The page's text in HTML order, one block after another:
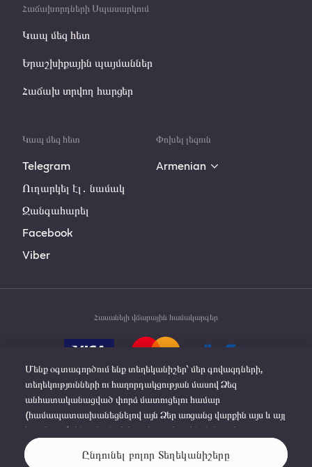
Հաճախորդների Սպասարկում
Կապ մեզ հետ
Երաշխիքային պայմաններ
Հաճախ տրվող հարցեր
Կապ մեզ հետ
Telegram
Ուղարկել էլ․ նամակ
Զանգահարել
Facebook
Viber
Փոխել լեզուն
Armenian
Հասանելի վճարային համակարգեր
© 2019-2025 Philip Morris Products S.A. All rights
reserved.
Մենք օգտագործում ենք տեղեկանիշեր՝ մեր գովազդների,
տեղեկությունների ու հաղորդակցության մասով Ձեզ
անհատականացված փորձ մատուցելու համար
(համապատասխանեցնելով այն Ձեր առցանց վարքին այս և այլ
կայքերում), ինչպես նաև կայքի բարելավման, կայքի
գործարկման և Ձեր նախասիրությունները հիշելու համար։
Սեղմեք «Իմանալ ավելին» լրացուցիչ մանրամասների կամ
Ընդունել բոլոր Տեղեկանիշերը